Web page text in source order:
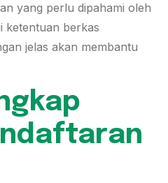
yang perlu dipahami oleh
ketentuan berkas
jelas akan membantu